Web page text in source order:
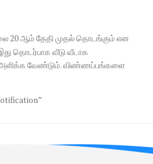
20 ஆம் தேதி முதல் தொடங்கும் என
தொடர்பாக வீடு வீடாக
வேண்டும். விண்ணப்பங்களை